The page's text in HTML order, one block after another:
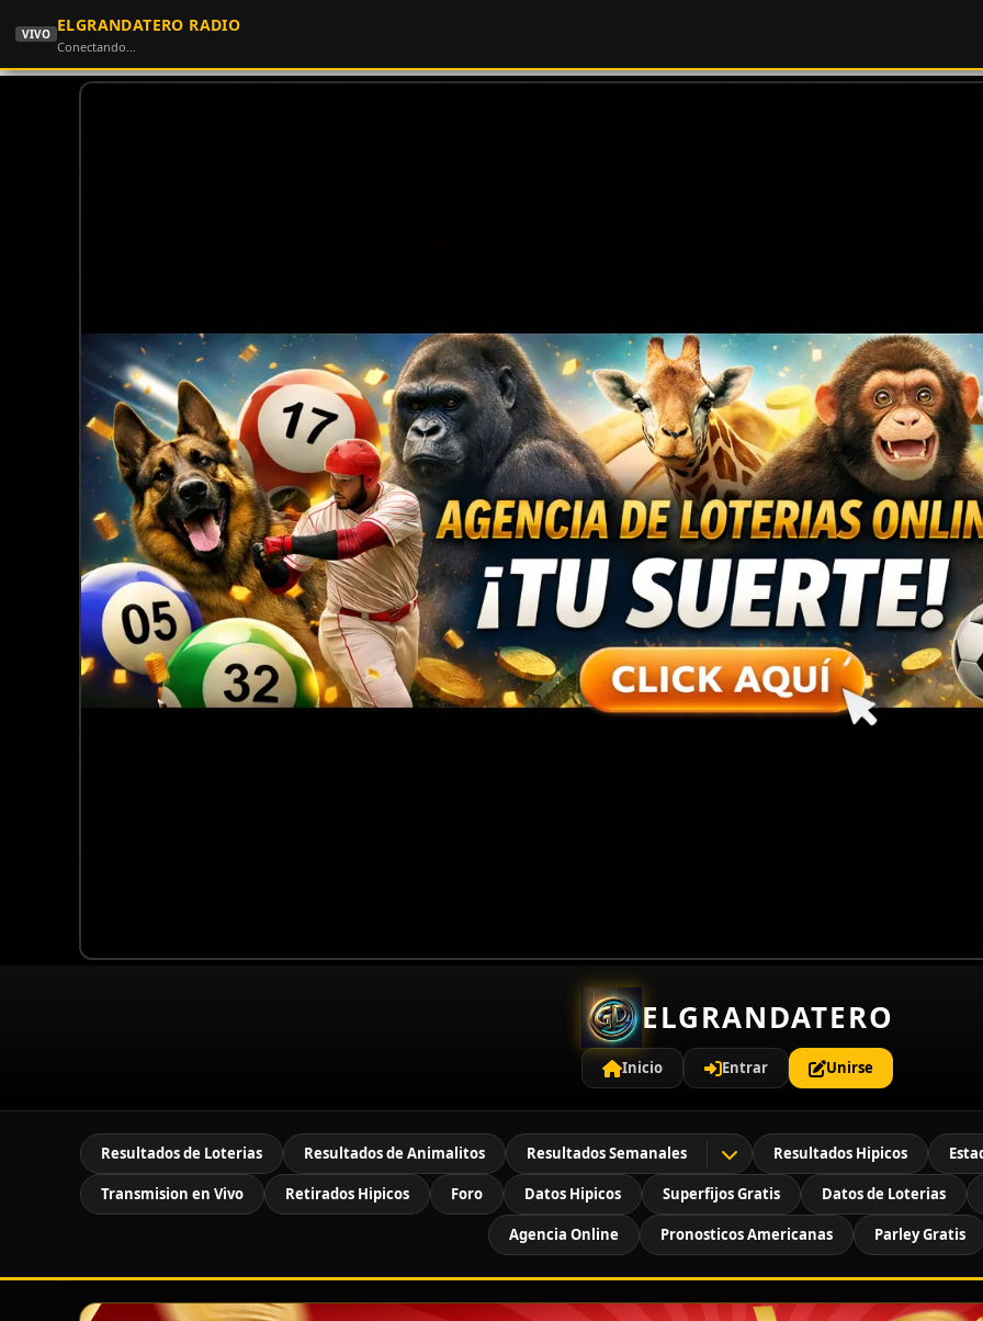
VIVO ELGRANDATERO RADIO
Conectando…
ELGRANDATERO
Inicio Entrar Unirse
Resultados de Loterias Resultados de Animalitos Resultados Semanales Resultados Hipicos
Transmision en Vivo Retirados Hipicos Foro Datos Hipicos Superfijos Gratis Datos de Loterias
Agencia Online Pronosticos Americanas Parley Gratis